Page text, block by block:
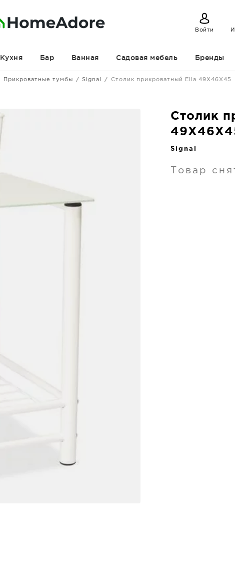
Войти
Кухня Бар Ванная Садовая мебель Бренды
Прикроватные тумбы Signal Столик прикроватный Ella 49X46X45
Столик
Signal
Товар